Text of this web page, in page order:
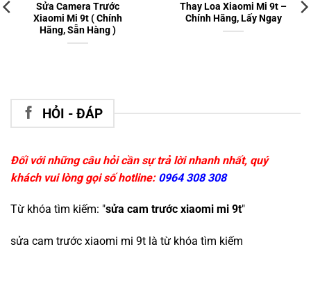
Sửa Camera Trước
Xiaomi Mi 9t ( Chính
Hãng, Sẵn Hàng )
Thay Loa Xiaomi Mi 9t –
Chính Hãng, Lấy Ngay
HỎI - ĐÁP
Đối với những câu hỏi cần sự trả lời nhanh nhất, quý
khách vui lòng gọi số hotline: 0964 308 308
Từ khóa tìm kiếm: "sửa cam trước xiaomi mi 9t"
sửa cam trước xiaomi mi 9t là từ khóa tìm kiếm